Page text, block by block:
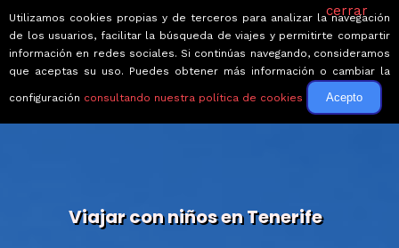
Viajar con niños en Tenerife
cerrar
Utilizamos cookies propias y de terceros para analizar la navegación
de los usuarios, facilitar la búsqueda de viajes y permitirte compartir
información en redes sociales. Si continúas navegando, consideramos
que aceptas su uso. Puedes obtener más información o cambiar la
configuración consultando nuestra política de cookies Acepto